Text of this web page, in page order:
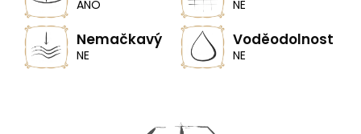
ANO NE
Nemačkavý
NE
Voděodolnost
NE